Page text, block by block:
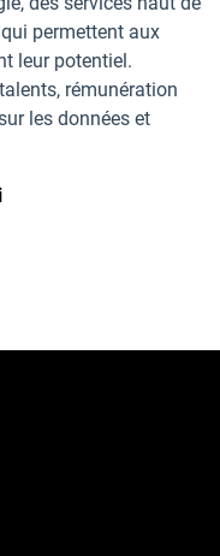
permettent aux
leur potentiel.
rémunération
les données et